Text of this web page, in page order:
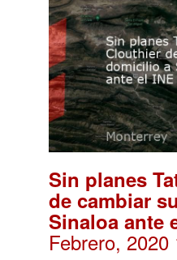
Sin planes
de cambiar
Sinaloa ante
Febrero, 2020